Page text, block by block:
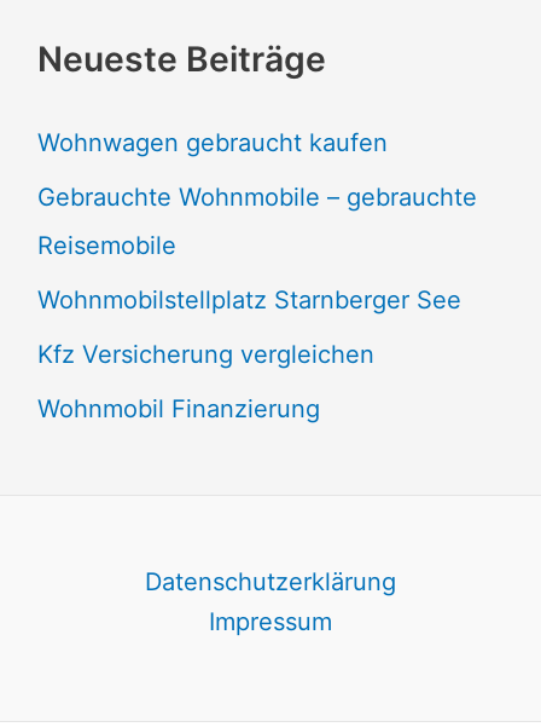
Neueste Beiträge
Wohnwagen gebraucht kaufen
Gebrauchte Wohnmobile – gebrauchte
Reisemobile
Wohnmobilstellplatz Starnberger See
Kfz Versicherung vergleichen
Wohnmobil Finanzierung
Datenschutzerklärung
Impressum